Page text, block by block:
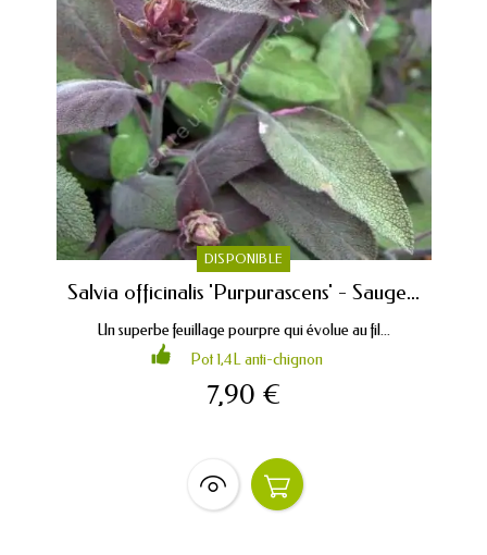
DISPONIBLE
Salvia officinalis 'Purpurascens' - Sauge...
Un superbe feuillage pourpre qui évolue au fil...
Pot 1,4L anti-chignon
7,90 €